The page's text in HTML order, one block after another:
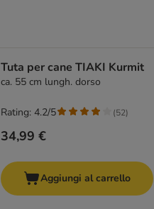
Tuta per cane TIAKI Kurmit
ca. 55 cm lungh. dorso
34,99 €
Rating: 4.2/5 (52)
Aggiungi al carrello